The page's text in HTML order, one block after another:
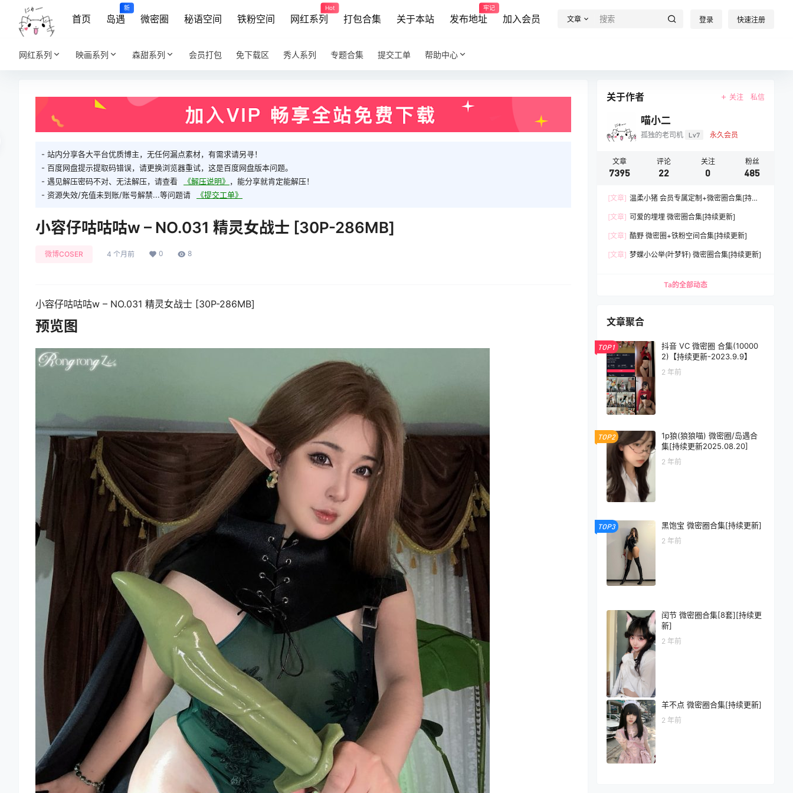
首页 岛遇
新
微密圈 秘语空间 铁粉空间 网红系列
Hot
打包合集 关于本站 发布地址
牢记
加入会员 文章 登录 快速注册
网红系列 映画系列 森甜系列 会员打包 免下载区 秀人系列 专题合集 提交工单 帮助中心
- 站内分享各大平台优质博主，无任何漏点素材，有需求请另寻！
- 百度网盘提示提取码错误，请更换浏览器重试，这是百度网盘版本问题。
- 遇见解压密码不对、无法解压，请查看
《解压说明》 ，能分享就肯定能解压！
- 资源失效/充值未到账/账号解禁...等问题请
《提交工单》
小容仔咕咕咕w – NO.031 精灵女战士 [30P-286MB]
微博COSER 4 个月前 0 8
小容仔咕咕咕w – NO.031 精灵女战士 [30P-286MB]
预览图
关于作者 关注 私信
喵小二
孤独的老司机 Lv7 永久会员
文章
7395
评论
22
关注
0
粉丝
485
[文章] 温柔小猪 会员专属定制+微密圈合集[持续
[文章] 可爱的埋埋 微密圈合集[持续更新]
[文章] 酷野 微密圈+铁粉空间合集[持续更新]
[文章] 梦蝶小公举(叶梦轩) 微密圈合集[持续更新]
Ta的全部动态
文章聚合
TOP1
抖音 VC 微密圈 合集(10000
2)【持续更新-2023.9.9】
2 年前
TOP2
1p狼(狼狼喵) 微密圈/岛遇合
集[持续更新2025.08.20]
2 年前
TOP3 黑饱宝 微密圈合集[持续更新]
2 年前
闰节 微密圈合集[8套][持续更
新]
2 年前
羊不点 微密圈合集[持续更新]
2 年前